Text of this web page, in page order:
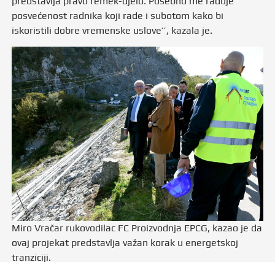
posvećenost radnika koji rade i subotom kako bi
iskoristili dobre vremenske uslove’’, kazala je.
Miro Vračar rukovodilac FC Proizvodnja EPCG, kazao je da
ovaj projekat predstavlja važan korak u energetskoj
tranziciji.